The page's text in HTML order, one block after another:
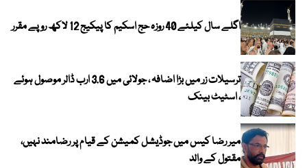
اگلے سال کیلئے 40 روزہ حج اسکیم کا پیکیج 12 لاکھ روپے مقرر
ترسیلات زر میں بڑا اضافہ ، جولائی میں 3.6 ارب ڈالر موصول ہوئے
، اسٹیٹ بینک
میر رضا کیس میں جوڈیشل کمیشن کے قیام پر رضامند نہیں،
مقتول کے والد